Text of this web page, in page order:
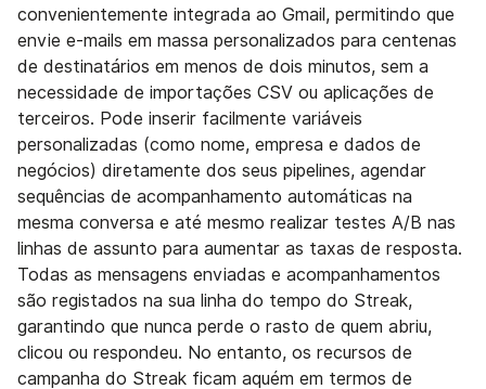
convenientemente integrada ao Gmail, permitindo que
envie e-mails em massa personalizados para centenas
de destinatários em menos de dois minutos, sem a
necessidade de importações CSV ou aplicações de
terceiros. Pode inserir facilmente variáveis
personalizadas (como nome, empresa e dados de
negócios) diretamente dos seus pipelines, agendar
sequências de acompanhamento automáticas na
mesma conversa e até mesmo realizar testes A/B nas
linhas de assunto para aumentar as taxas de resposta.
Todas as mensagens enviadas e acompanhamentos
são registados na sua linha do tempo do Streak,
garantindo que nunca perde o rasto de quem abriu,
clicou ou respondeu. No entanto, os recursos de
campanha do Streak ficam aquém em termos de